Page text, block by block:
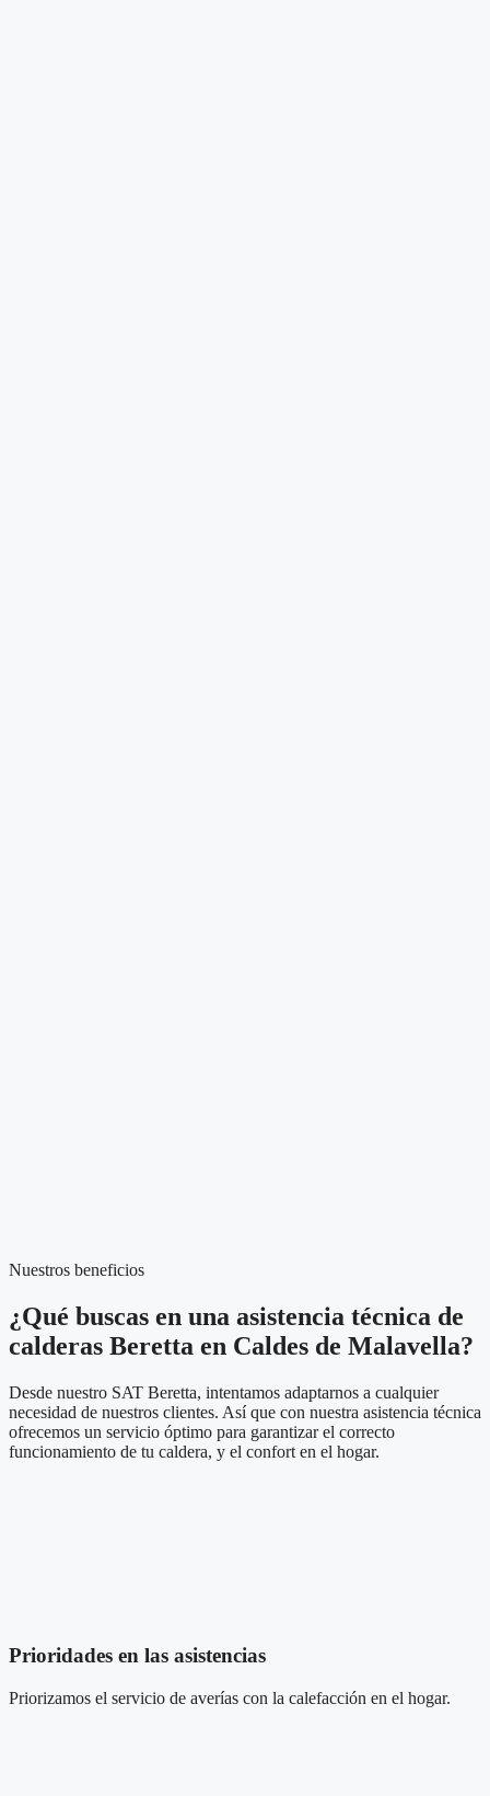
Nuestros beneficios
¿Qué buscas en una asistencia técnica de
calderas Beretta en Caldes de Malavella?
Desde nuestro SAT Beretta, intentamos adaptarnos a cualquier
necesidad de nuestros clientes. Así que con nuestra asistencia técnica
ofrecemos un servicio óptimo para garantizar el correcto
funcionamiento de tu caldera, y el confort en el hogar.
Prioridades en las asistencias
Priorizamos el servicio de averías con la calefacción en el hogar.